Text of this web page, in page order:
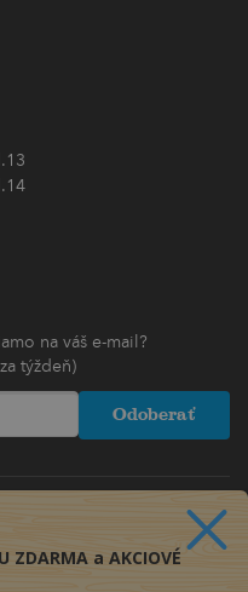
na váš e-mail?
týždeň)
Odoberať
a AKCIOVÉ